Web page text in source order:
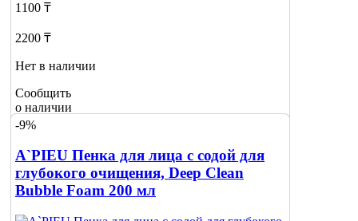
1100 ₸
2200 ₸
Нет в наличии
Сообщить
о наличии
-9%
A`PIEU Пенка для лица с содой для
глубокого очищения, Deep Clean
Bubble Foam 200 мл